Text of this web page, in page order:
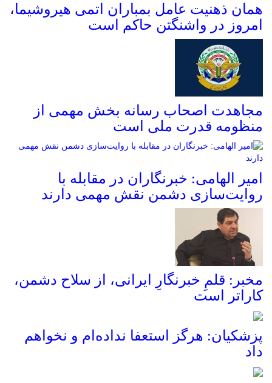
همان ذهنیت عامل بمباران اتمی هیروشیما،
امروز در واشنگتن حاکم است
مجاهدت اصحاب رسانه بخش مهمی از
منظومه قدرت ملی است
امیر الهامی: خبرنگاران در مقابله با
روایت‌سازی دشمن نقش مهمی دارند
مخبر: قلمِ خبرنگارِ ایرانی، از سلاح دشمن،
کاراتر است
پزشکیان: هرگز استعفا نداده‌ام و نخواهم
داد